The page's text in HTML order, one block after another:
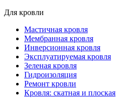
Для кровли
Мастичная кровля
Мембранная кровля
Инверсионная кровля
Эксплуатируемая кровля
Зеленая кровля
Гидроизоляция
Ремонт кровли
Кровля: скатная и плоская